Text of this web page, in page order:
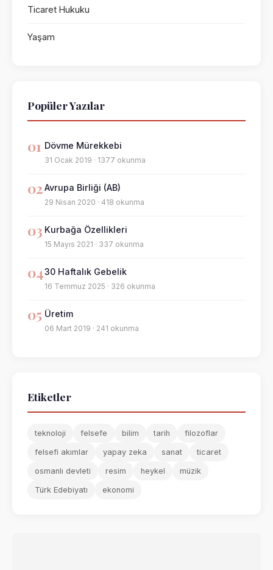
Ticaret Hukuku
Yaşam
Popüler Yazılar
01 Dövme Mürekkebi
31 Ocak 2019 · 1377 okunma
02Avrupa Birliği (AB)
29 Nisan 2020 · 418 okunma
03 Kurbağa Özellikleri
15 Mayıs 2021 · 337 okunma
0430 Haftalık Gebelik
16 Temmuz 2025 · 326 okunma
05 Üretim
06 Mart 2019 · 241 okunma
Etiketler
teknoloji felsefe bilim tarih filozoflar
felsefi akımlar yapay zeka sanat ticaret
osmanlı devleti resim heykel müzik
Türk Edebiyatı ekonomi